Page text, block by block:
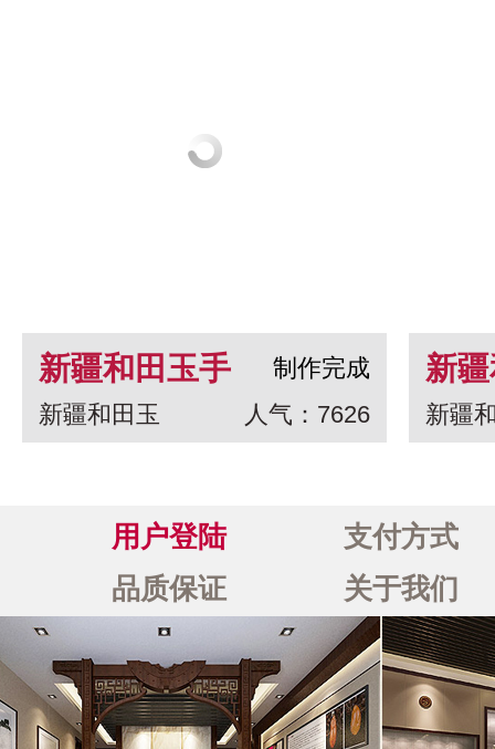
新疆和田玉手
串 龙生九子
制作完成
新疆和田玉
人气：7626
新
白
新疆
用户登陆
支付方式
品质保证
关于我们